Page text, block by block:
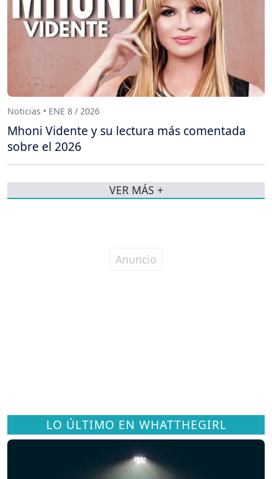
LO ÚLTIMO EN WHATTHEGIRL
Noticias • ENE 8 / 2026
Mhoni Vidente y su lectura más comentada
sobre el 2026
VER MÁS +